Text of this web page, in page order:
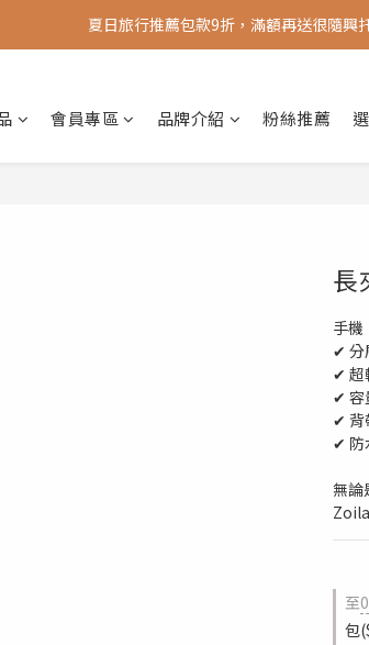
新會員送 100元首購金
夏日旅行推薦包款9折，滿額再送很隨興
會員專區 品牌介紹 粉絲推薦
長
手機
✔ 分
✔ 超
✔ 容
✔ 背
✔ 防
無論
至
包